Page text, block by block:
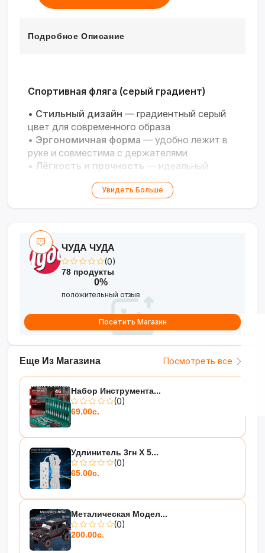
Подробное Описание
Спортивная фляга (серый градиент)
• Стильный дизайн — градиентный серый
цвет для современного образа
• Эргономичная форма — удобно лежит в
руке и совместима с держателями
• Лёгкость и прочность — идеальный
спутник для тренировок и путешествий
Герметичная крышка— надёжная защита
Увидеть Больше
Еще Из Магазина Посмотреть все
Набор Инструмента...
(0)
69.00с.
Удлинитель 3гн Х 5...
(0)
65.00с.
Металическая Модел...
(0)
200.00с.
ЧУДА ЧУДА
(0)
78 продукты
0%
положительный отзыв
Посетить Магазин